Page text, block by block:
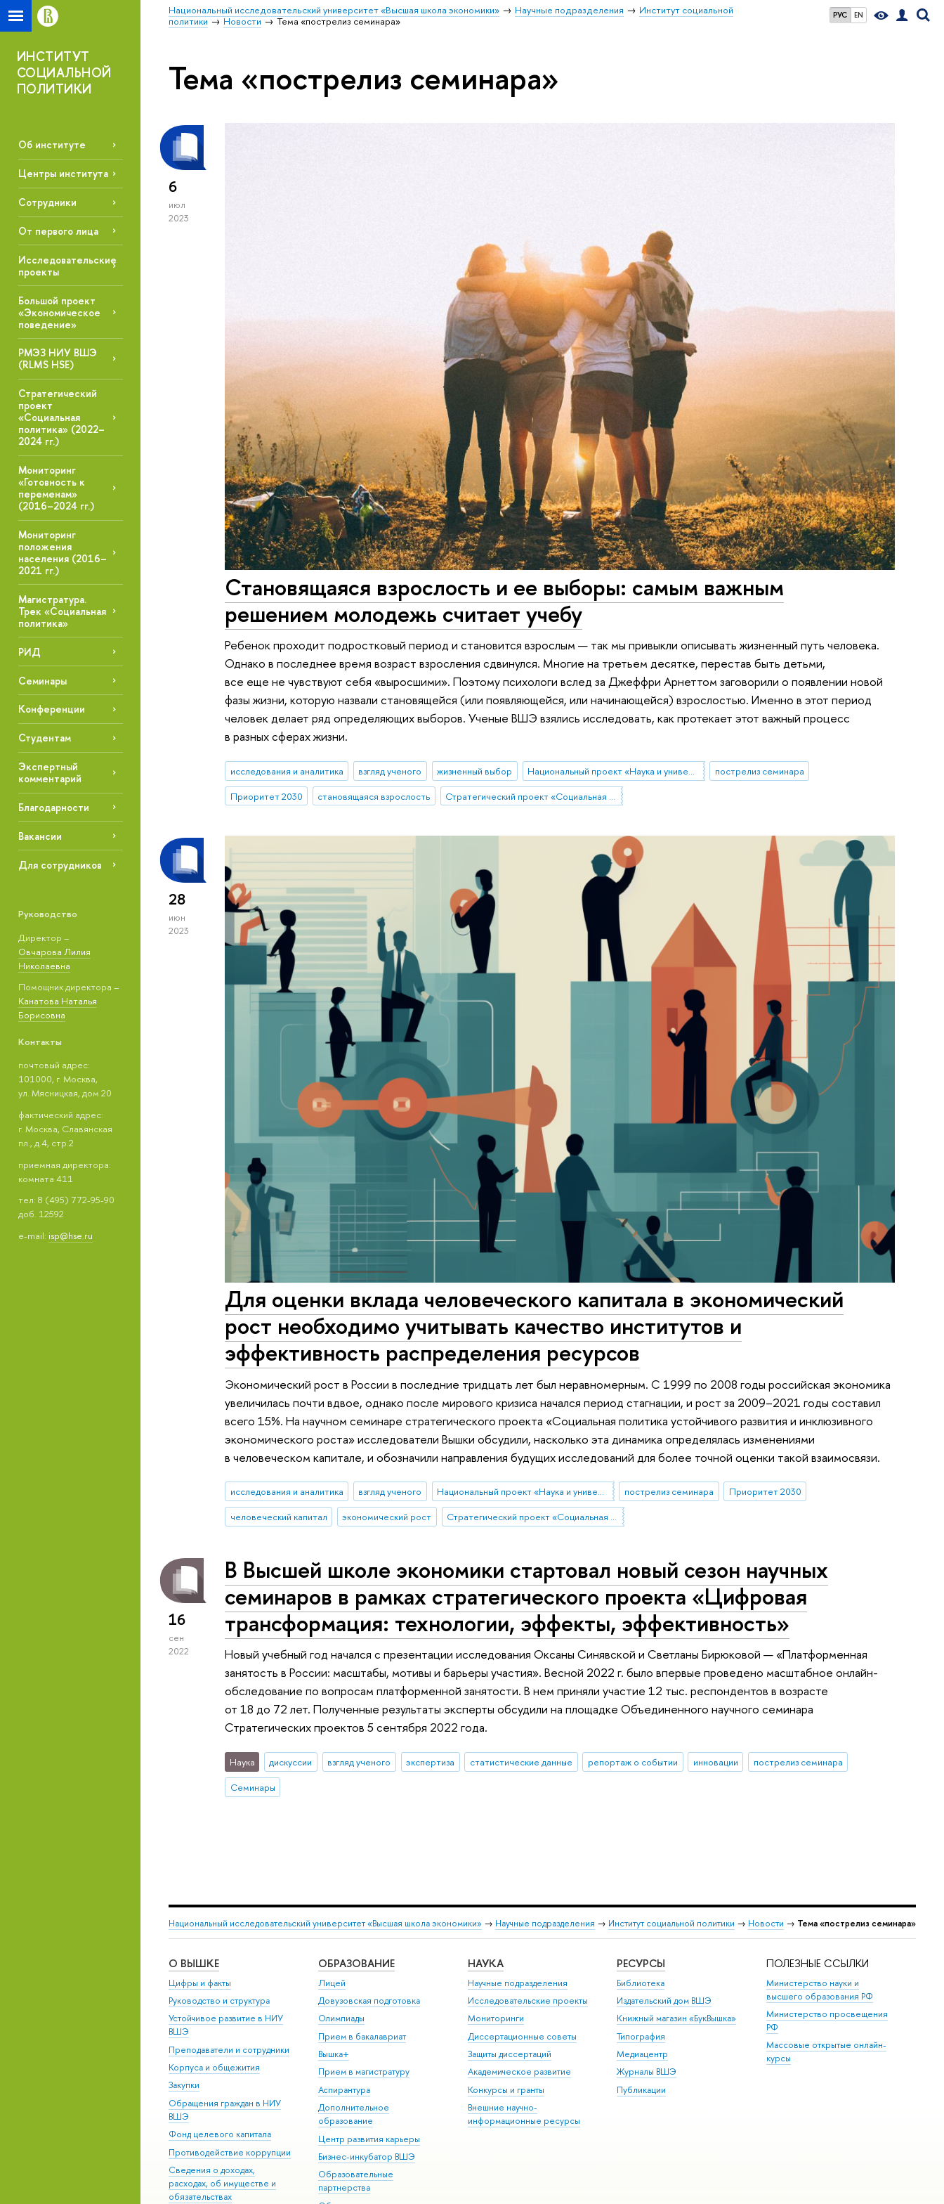
РУС EN
Национальный исследовательский университет «Высшая школа экономики» Научные подразделения
Институт социальной
политики
Новости Тема «пострелиз семинара»
ИНСТИТУТ
СОЦИАЛЬНОЙ
ПОЛИТИКИ
Об институте
Центры института
Сотрудники
От первого лица
Исследовательские
проекты
Большой проект
«Экономическое
поведение»
РМЭЗ НИУ ВШЭ
(RLMS HSE)
Стратегический
проект
«Социальная
политика» (2022–
2024 гг.)
Мониторинг
«Готовность к
переменам»
(2016–2024 гг.)
Мониторинг
положения
населения (2016–
2021 гг.)
Магистратура.
Трек «Социальная
политика»
РИД
Семинары
Конференции
Студентам
Экспертный
комментарий
Благодарности
Вакансии
Для сотрудников
Руководство
Директор –
Овчарова Лилия
Николаевна
Помощник директора –
Канатова Наталья
Борисовна
Контакты
почтовый адрес:
101000, г. Москва,
ул. Мясницкая, дом 20
фактический адрес:
г. Москва, Славянская
пл., д.4, стр.2
приемная директора:
комната 411
тел: 8 (495) 772-95-90
доб. 12592
e-mail: isp@hse.ru
Тема «пострелиз семинара»
6
июл
2023
Становящаяся взрослость и ее выборы: самым важным
решением молодежь считает учебу
Ребенок проходит подростковый период и становится взрослым — так мы привыкли описывать жизненный путь человека.
Однако в последнее время возраст взросления сдвинулся. Многие на третьем десятке, перестав быть детьми,
все еще не чувствуют себя «выросшими». Поэтому психологи вслед за Джеффри Арнеттом заговорили о появлении новой
фазы жизни, которую назвали становящейся (или появляющейся, или начинающейся) взрослостью. Именно в этот период
человек делает ряд определяющих выборов. Ученые ВШЭ взялись исследовать, как протекает этот важный процесс
в разных сферах жизни.
исследования и аналитика взгляд ученого жизненный выбор Национальный проект «Наука и университеты»
пострелиз семинара
Приоритет 2030
становящаяся взрослость
28
июн
2023
Для оценки вклада человеческого капитала в экономический
рост необходимо учитывать качество институтов и
эффективность распределения ресурсов
Экономический рост в России в последние тридцать лет был неравномерным. С 1999 по 2008 годы российская экономика
увеличилась почти вдвое, однако после мирового кризиса начался период стагнации, и рост за 2009–2021 годы составил
всего 15%. На научном семинаре стратегического проекта «Социальная политика устойчивого развития и инклюзивного
экономического роста» исследователи Вышки обсудили, насколько эта динамика определялась изменениями
в человеческом капитале, и обозначили направления будущих исследований для более точной оценки такой взаимосвязи.
исследования и аналитика взгляд ученого Национальный проект «Наука и университеты» пострелиз семинара
Приоритет 2030
человеческий капитал
экономический рост Стратегический проект «Социальная политика устойчивого развития и инклюзивного экономического роста»
16
сен
2022
В Высшей школе экономики стартовал новый сезон научных
семинаров в рамках стратегического проекта «Цифровая
трансформация: технологии, эффекты, эффективность»
Новый учебный год начался с презентации исследования Оксаны Синявской и Светланы Бирюковой — «Платформенная
занятость в России: масштабы, мотивы и барьеры участия». Весной 2022 г. было впервые проведено масштабное онлайн-
обследование по вопросам платформенной занятости. В нем приняли участие 12 тыс. респондентов в возрасте
от 18 до 72 лет. Полученные результаты эксперты обсудили на площадке Объединенного научного семинара
Стратегических проектов 5 сентября 2022 года.
Наука дискуссии взгляд ученого экспертиза статистические данные репортаж о событии инновации
пострелиз семинара
Семинары
Национальный исследовательский университет «Высшая школа экономики» → Научные подразделения → Институт социальной политики → Новости → Тема «пострелиз семинара»
О ВЫШКЕ
Цифры и факты
Руководство и структура
Устойчивое развитие в НИУ
ВШЭ
Преподаватели и сотрудники
Корпуса и общежития
Закупки
Обращения граждан в НИУ
ВШЭ
Фонд целевого капитала
Противодействие коррупции
Сведения о доходах,
расходах, об имуществе и
обязательствах
ОБРАЗОВАНИЕ
Лицей
Довузовская подготовка
Олимпиады
Прием в бакалавриат
Вышка+
Прием в магистратуру
Аспирантура
Дополнительное
образование
Центр развития карьеры
Бизнес-инкубатор ВШЭ
Образовательные
партнерства
НАУКА
Научные подразделения
Исследовательские проекты
Мониторинги
Диссертационные советы
Защиты диссертаций
Академическое развитие
Конкурсы и гранты
Внешние научно-
информационные ресурсы
РЕСУРСЫ
Библиотека
Издательский дом ВШЭ
Книжный магазин «БукВышка»
Типография
Медиацентр
Журналы ВШЭ
Публикации
ПОЛЕЗНЫЕ ССЫЛКИ
Министерство науки и
высшего образования РФ
Министерство просвещения
РФ
Массовые открытые онлайн-
курсы